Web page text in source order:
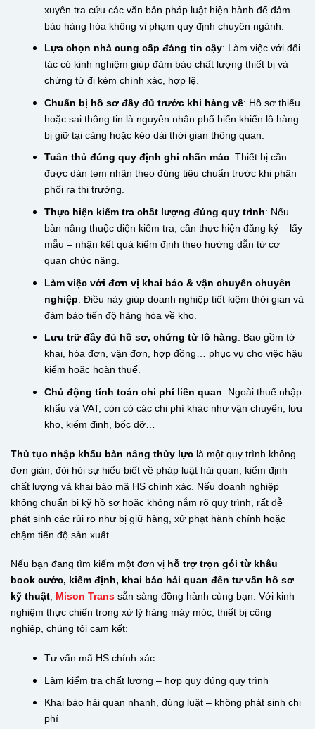
xuyên tra cứu các văn bản pháp luật hiện hành để đảm
bảo hàng hóa không vi phạm quy định chuyên ngành.
Lựa chọn nhà cung cấp đáng tin cậy: Làm việc với đối
tác có kinh nghiệm giúp đảm bảo chất lượng thiết bị và
chứng từ đi kèm chính xác, hợp lệ.
Chuẩn bị hồ sơ đầy đủ trước khi hàng về: Hồ sơ thiếu
hoặc sai thông tin là nguyên nhân phổ biến khiến lô hàng
bị giữ tại cảng hoặc kéo dài thời gian thông quan.
Tuân thủ đúng quy định ghi nhãn mác: Thiết bị cần
được dán tem nhãn theo đúng tiêu chuẩn trước khi phân
phối ra thị trường.
Thực hiện kiểm tra chất lượng đúng quy trình: Nếu
bàn nâng thuộc diện kiểm tra, cần thực hiện đăng ký – lấy
mẫu – nhận kết quả kiểm định theo hướng dẫn từ cơ
quan chức năng.
Làm việc với đơn vị khai báo & vận chuyển chuyên
nghiệp: Điều này giúp doanh nghiệp tiết kiệm thời gian và
đảm bảo tiến độ hàng hóa về kho.
Lưu trữ đầy đủ hồ sơ, chứng từ lô hàng: Bao gồm tờ
khai, hóa đơn, vận đơn, hợp đồng… phục vụ cho việc hậu
kiểm hoặc hoàn thuế.
Chủ động tính toán chi phí liên quan: Ngoài thuế nhập
khẩu và VAT, còn có các chi phí khác như vận chuyển, lưu
kho, kiểm định, bốc dỡ…
Thủ tục nhập khẩu bàn nâng thủy lực là một quy trình không
đơn giản, đòi hỏi sự hiểu biết về pháp luật hải quan, kiểm định
chất lượng và khai báo mã HS chính xác. Nếu doanh nghiệp
không chuẩn bị kỹ hồ sơ hoặc không nắm rõ quy trình, rất dễ
phát sinh các rủi ro như bị giữ hàng, xử phạt hành chính hoặc
chậm tiến độ sản xuất.
Nếu bạn đang tìm kiếm một đơn vị hỗ trợ trọn gói từ khâu
book cước, kiểm định, khai báo hải quan đến tư vấn hồ sơ
kỹ thuật, Mison Trans sẵn sàng đồng hành cùng bạn. Với kinh
nghiệm thực chiến trong xử lý hàng máy móc, thiết bị công
nghiệp, chúng tôi cam kết:
Tư vấn mã HS chính xác
Làm kiểm tra chất lượng – hợp quy đúng quy trình
Khai báo hải quan nhanh, đúng luật – không phát sinh chi
phí